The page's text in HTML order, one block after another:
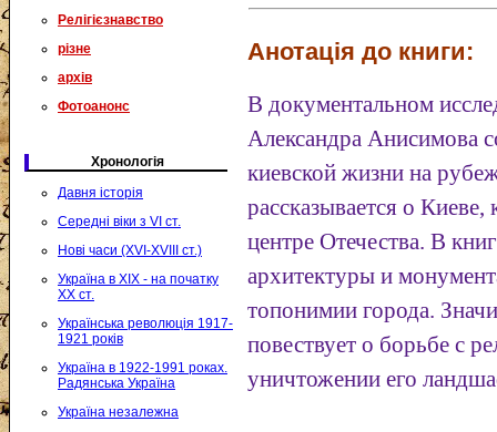
Релігієзнавство
різне
архів
Фотоанонс
Хронологія
Давня історія
Середні віки з VI ст.
Нові часи (XVI-XVIII ст.)
Україна в XIX - на початку
XX ст.
Українська революція 1917-
1921 років
Україна в 1922-1991 роках.
Радянська Україна
Україна незалежна
Анотація до книги:
В документальном
Александра Анисимова
киевской жизни на
рассказывается о
центре Отечества. В
архитектуры и
топонимии города.
повествует о борьбе с
уничтожении его